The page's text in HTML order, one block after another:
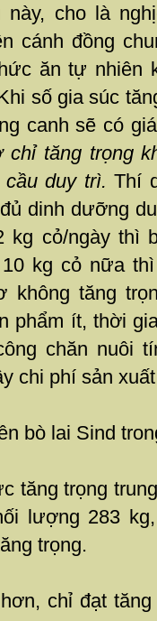
cho là
cánh đồng
ăn tự nhiên
số gia súc
canh sẽ có
chỉ tăng trọng
duy trì. Thí
dinh d­ưỡng
kg cỏ/ngày thì
kg cỏ nữa
không tăng
phẩm ít, thời
chăn nuôi
chi phí sản
bò lai Sind
tăng trọng
lư­ợng 283
trọng.
chỉ đạt tăng